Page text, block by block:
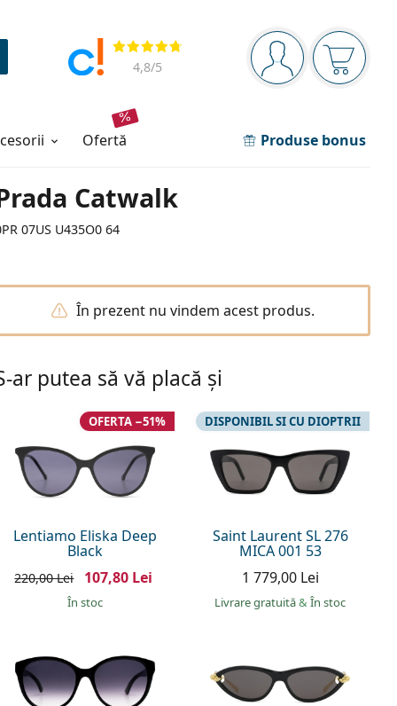
Panou de navigare
Sunteți logat
Coșul
Opinii
4,8/5
ofertă Produse bonus
Catwalk
07US U435O0 64
În prezent nu vindem acest produs.
ar putea să vă placă și
Lentiamo Eliska Deep
Black
OFERTA −51%
220,00 Lei 107,80 Lei
În stoc
Saint Laurent SL 276
MICA 001 53
DISPONIBIL SI CU DIOPTRII
1 779,00 Lei
Livrare gratuită& În stoc